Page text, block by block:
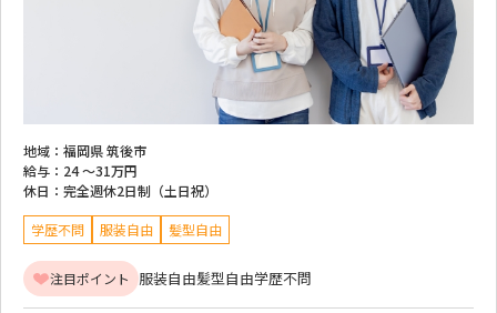
地域： 福岡県 筑後市
給与： 24 ～31万円
休日： 完全週休2日制（土日祝）
学歴不問 服装自由 髪型自由
注目ポイント 服装自由髪型自由学歴不問